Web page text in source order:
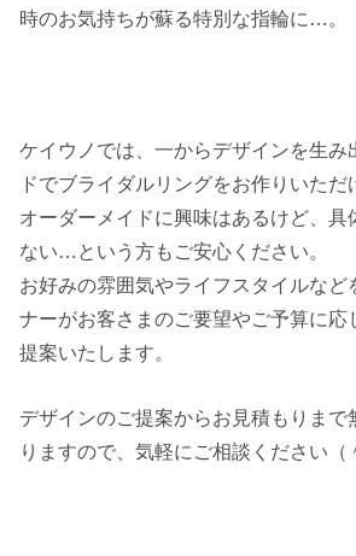
時のお気持ちが蘇る特別な指輪に…。
ケイウノでは、一からデザインを生み
ドでブライダルリングをお作りいただ
オーダーメイドに興味はあるけど、具
ない…という方もご安心ください。
お好みの雰囲気やライフスタイルなど
ナーがお客さまのご要望やご予算に応
提案いたします。
デザインのご提案からお見積もりまで
りますので、気軽にご相談ください（